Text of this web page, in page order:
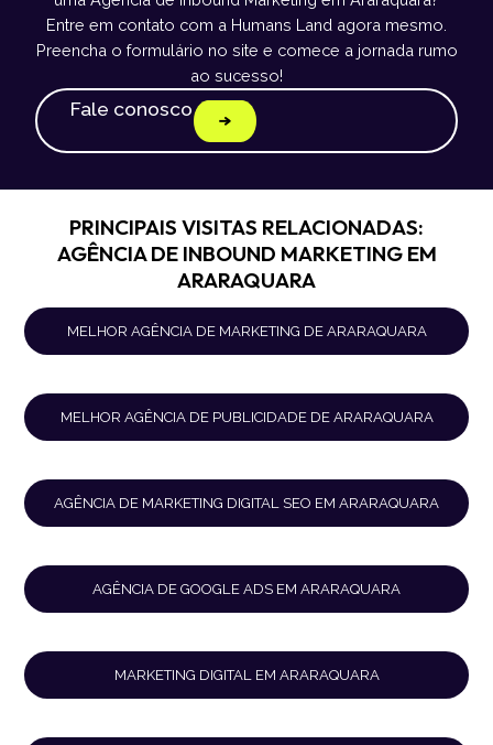
Entre em contato com a Humans Land agora mesmo.
Preencha o formulário no site e comece a jornada rumo
ao sucesso!
Fale conosco
PRINCIPAIS VISITAS RELACIONADAS:
AGÊNCIA DE INBOUND MARKETING EM
ARARAQUARA
MELHOR AGÊNCIA DE MARKETING DE ARARAQUARA
MELHOR AGÊNCIA DE PUBLICIDADE DE ARARAQUARA
AGÊNCIA DE MARKETING DIGITAL SEO EM ARARAQUARA
AGÊNCIA DE GOOGLE ADS EM ARARAQUARA
MARKETING DIGITAL EM ARARAQUARA